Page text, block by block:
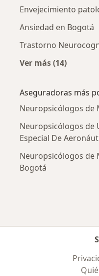
Envejecimiento
Ansiedad en Bogotá
Trastorno
Ver más (14)
Aseguradoras más
Neuropsicólogos de
Neuropsicólogos de
Especial De
Neuropsicólogos de
Bogotá